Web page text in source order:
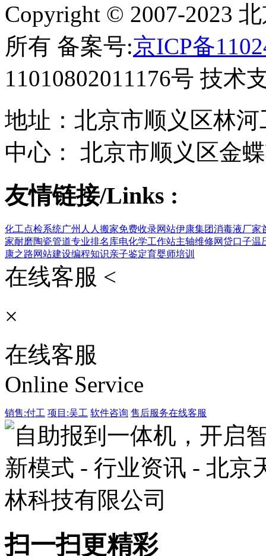
Copyright © 2007-2023
所有 备案号:京ICP备
11010802011176号 技术
地址：北京市顺义区林
中心： 北京市顺义区金
友情链接/Links :
化工点检系统广州人人搬家免费收录网站伊康集团消毒液厂家
家耐磨陶瓷管道专业排名库电化学工作站主轴维修网贷口子温
康之路网站建设编程知识亲子鉴定育婴师培训
在线客服 <
×
在线客服
Online Service
销售:付工 项目:吴工 软件咨询 售后服务在线客服
扫一扫更精彩